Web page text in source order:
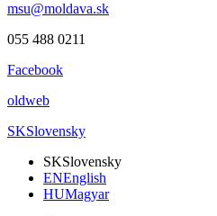
msu@moldava.sk
055 488 0211
Facebook
oldweb
SKSlovensky
SKSlovensky
ENEnglish
HUMagyar